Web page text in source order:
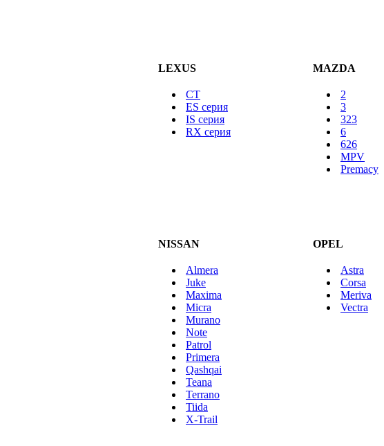
LEXUS MAZDA
CT
ES серия
IS серия
RX серия
2
3
323
6
626
MPV
Premacy
NISSAN OPEL
Almera
Juke
Maxima
Micra
Murano
Note
Patrol
Primera
Qashqai
Teana
Terrano
Tiida
X-Trail
Astra
Corsa
Meriva
Vectra